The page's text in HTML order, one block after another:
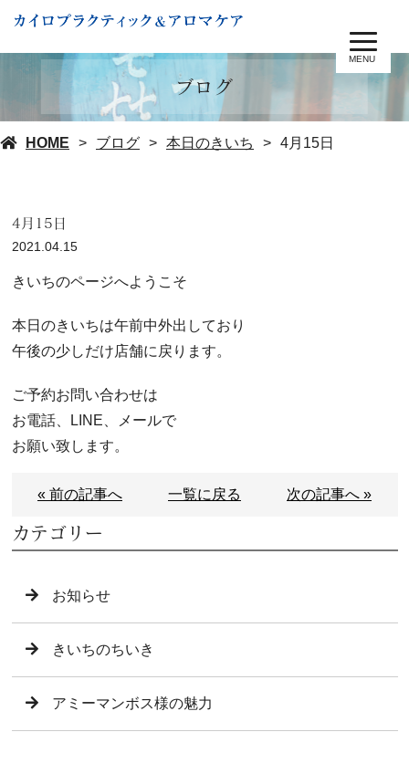
MENU
ブログ
HOME ブログ 本日のきいち 4月15日
4月15日
2021.04.15
きいちのページへようこそ
本日のきいちは午前中外出しており
午後の少しだけ店舗に戻ります。
ご予約お問い合わせは
お電話、LINE、メールで
お願い致します。
« 前の記事へ 一覧に戻る 次の記事へ »
カテゴリー
お知らせ
きいちのちいき
アミーマンボス様の魅力